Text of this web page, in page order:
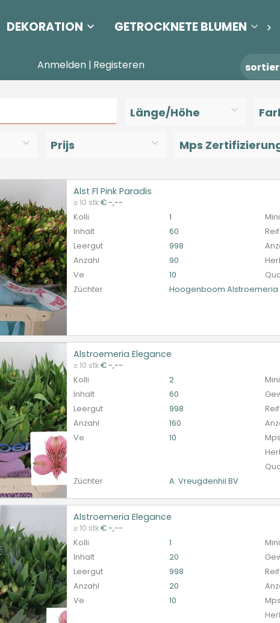
DEKORATION GETROCKNETE BLUMEN
Anmelden | Registeren
Länge/Höhe
Prijs Mps
Alst Fl Pink Paradis
≥ 10 stk€ -,--
Kolli
1
Inhalt
60
Leergut
998
Anzahl
90
Ve
10
Züchter
Hoogenboom Alstroemeria
zijn om te kunnen kopen.
Alstroemeria Elegance
≥ 10 stk€ -,--
Kolli
2
Inhalt
60
Leergut
998
Anzahl
160
Ve
10
Züchter
A. Vreugdenhil BV
zijn om te kunnen kopen.
Alstroemeria Elegance
≥ 10 stk€ -,--
Kolli
1
Inhalt
20
Leergut
998
Anzahl
20
Ve
10
zijn om te kunnen kopen.